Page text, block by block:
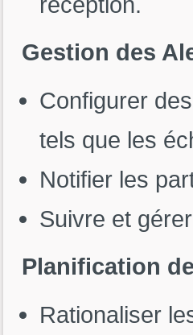
Gestion des
Configurer
tels que les
Notifier les
Suivre et
Planification
Rationaliser